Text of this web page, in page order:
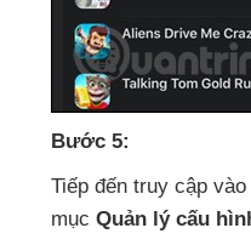
Bước 5:
Tiếp đến truy cập vào
mục Quản lý cấu